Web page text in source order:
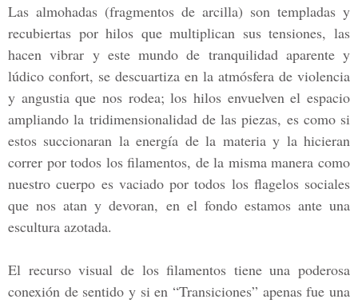
Las almohadas (fragmentos de arcilla) son templadas y
recubiertas por hilos que multiplican sus tensiones, las
hacen vibrar y este mundo de tranquilidad aparente y
lúdico confort, se descuartiza en la atmósfera de violencia
y angustia que nos rodea; los hilos envuelven el espacio
ampliando la tridimensionalidad de las piezas, es como si
estos succionaran la energía de la materia y la hicieran
correr por todos los filamentos, de la misma manera como
nuestro cuerpo es vaciado por todos los flagelos sociales
que nos atan y devoran, en el fondo estamos ante una
escultura azotada.
El recurso visual de los filamentos tiene una poderosa
conexión de sentido y si en “Transiciones” apenas fue una